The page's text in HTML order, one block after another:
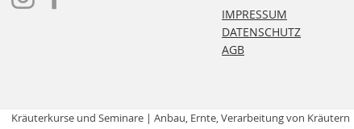
IMPRESSUM
DATENSCHUTZ
AGB
Kräuterkurse und Seminare | Anbau, Ernte, Verarbeitungvon Kräutern